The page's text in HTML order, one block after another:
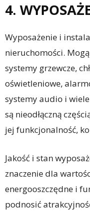
4.
Wyposażenie i
nieruchomości.
systemy grzewcze,
oświetleniowe,
systemy audio i
są nieodłączną
jej funkcjonalność,
Jakość i stan
znaczenie dla
energooszczędne i
podnosić